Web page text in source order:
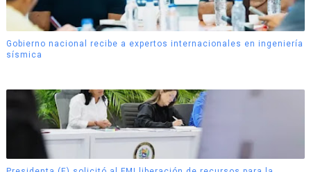
Gobierno nacional recibe a expertos internacionales en ingeniería
sísmica